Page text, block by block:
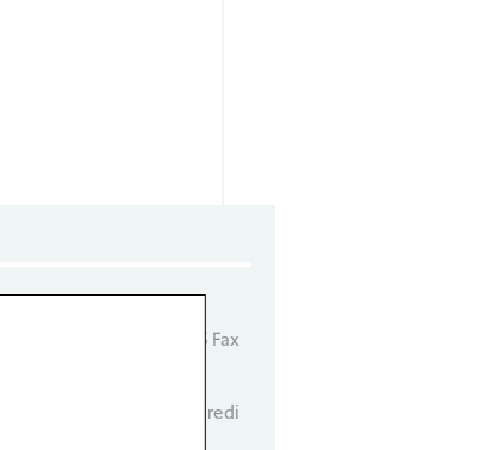
: Tél. : 01 49 36 74 95 Fax
RDV : mardi, jeudi, vendredi